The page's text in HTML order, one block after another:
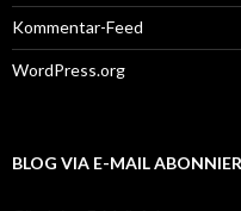
Kommentar-Feed
WordPress.org
BLOG VIA E-MAIL